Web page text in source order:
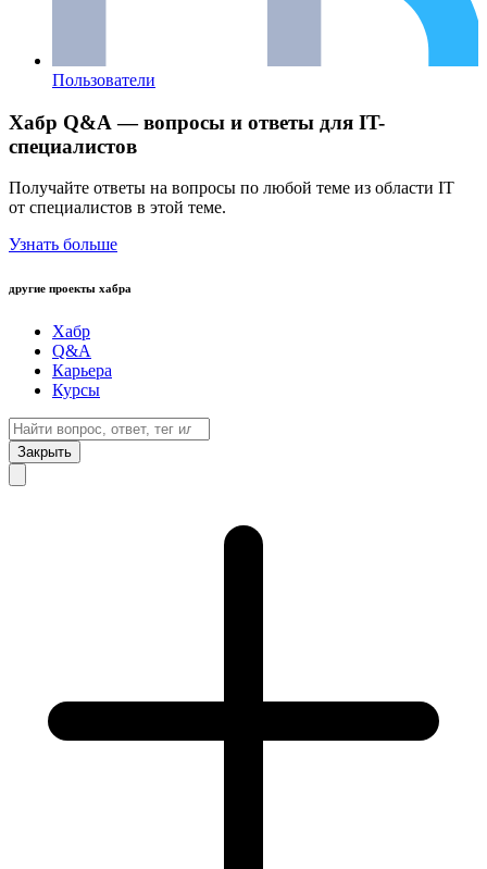
Пользователи
Хабр Q&A — вопросы и ответы для IT-
специалистов
Получайте ответы на вопросы по любой теме из области IT
от специалистов в этой теме.
Узнать больше
другие проекты хабра
Хабр
Q&A
Карьера
Курсы
Закрыть